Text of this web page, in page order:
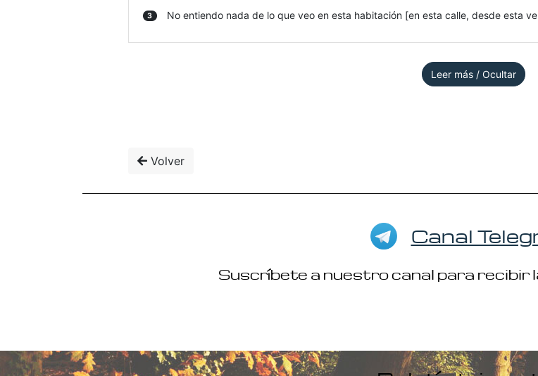
3 No entiendo nada de lo que veo en esta habitación [en esta calle, desde esta
Leer más / Ocultar
Volver
Canal
Suscríbete a nuestro canal para recibir